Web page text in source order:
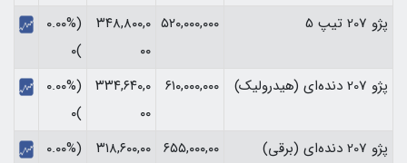
پژو 207 تیپ 5
۵۲۰,۰۰۰,۰۰۰ ۳۴۸,۸۰۰,۰
۰۰
(۰.۰۰%
)۰
پژو 207 دنده‌ای (هیدرولیک)
۶۱۰,۰۰۰,۰۰۰
۳۳۴,۶۴۰,۰
۰۰
(۰.۰۰%
)۰
پژو 207 دنده‌ای (برقی)
۶۵۵,۰۰۰,۰۰ ۳۱۸,۶۰۰,۰۰
(۰.۰۰%